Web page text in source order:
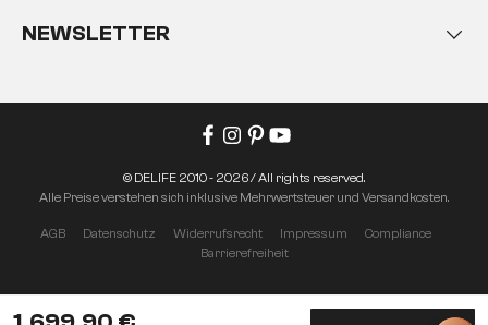
NEWSLETTER
AGB Datenschutz Widerrufsrecht Impressum
Compliance
Barrierefreiheit
© DELIFE 2010 - 2026 / All rights reserved.
Alle Preise verstehen sich inklusive Mehrwertsteuer und Versandkosten.